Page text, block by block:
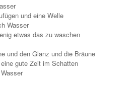
und eine Welle
Wasser
etwas das zu waschen
und den Glanz und die Bräune
gute Zeit im Schatten